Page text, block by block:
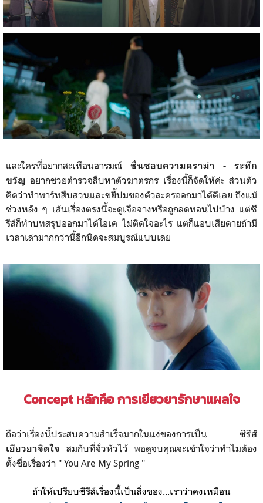
และใครที่อยากสะเทือนอารมณ์ ชื่นชอบความดราม่า - ระทึก
ขวัญ อยากช่วยตำรวจสืบหาตัวฆาตรกร เรื่องนี้ก็จัดให้ค่ะ ส่วนตัว
คิดว่าทำพาร์ทสืบสวนและขยี้ปมของตัวละครออกมาได้ดีเลย ถึงแม้
ช่วงหลัง ๆ เส้นเรื่องตรงนี้จะดูเจือจางหรือถูกลดทอนไปบ้าง แต่ซี
รีส์ก็ทำบทสรุปออกมาได้โอเค ไม่ติดใจอะไร แต่ก็แอบเสียดายถ้ามี
เวลาเล่ามากกว่านี้อีกนิดจะสมบูรณ์แบบเลย
Concept หลักคือ การเยียวยารักษาแผลใจ
ถือว่าเรื่องนี้ประสบความสำเร็จมากในแง่ของการเป็น ซีรีส์
เยียวยาจิตใจ สมกับที่จั่วหัวไว้ พอดูจบคุณจะเข้าใจว่าทำไมต้อง
ตั้งชื่อเรื่องว่า " You Are My Spring "
ถ้าให้เปรียบซีรีส์เรื่องนี้เป็นสิ่งของ...เราว่าคงเหมือน